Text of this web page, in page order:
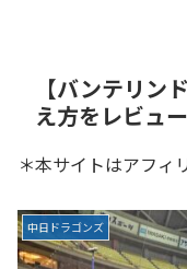
【バンテリン
え方をレビュ
＊本サイトはアフィ
中日ドラゴンズ